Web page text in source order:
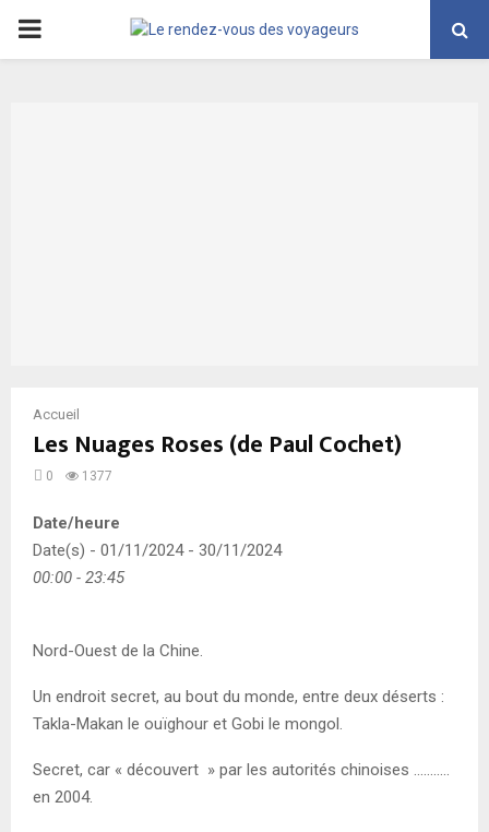
PRIMARY
Accueil
Les Nuages Roses (de Paul Cochet)
0 1377
Date/heure
Date(s) - 01/11/2024 - 30/11/2024
00:00 - 23:45
Nord-Ouest de la Chine.
Un endroit secret, au bout du monde, entre deux déserts :
Takla-Makan le ouïghour et Gobi le mongol.
Secret, car « découvert » par les autorités chinoises ………..
en 2004.